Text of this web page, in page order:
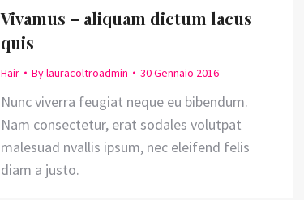
Vivamus – aliquam dictum lacus
quis
Hair Bylauracoltroadmin 30 Gennaio 2016
Nunc viverra feugiat neque eu bibendum.
Nam consectetur, erat sodales volutpat
malesuad nvallis ipsum, nec eleifend felis
diam a justo.